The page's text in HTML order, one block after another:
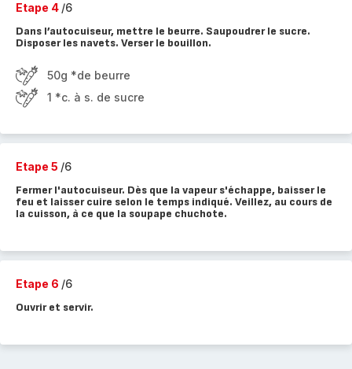
Etape 4 /6
Dans l’autocuiseur, mettre le beurre. Saupoudrer le sucre.
Disposer les navets. Verser le bouillon.
50g *de beurre
1 *c. à s. de sucre
Etape 5 /6
Fermer l'autocuiseur. Dès que la vapeur s'échappe, baisser le
feu et laisser cuire selon le temps indiqué. Veillez, au cours de
la cuisson, à ce que la soupape chuchote.
Etape 6 /6
Ouvrir et servir.